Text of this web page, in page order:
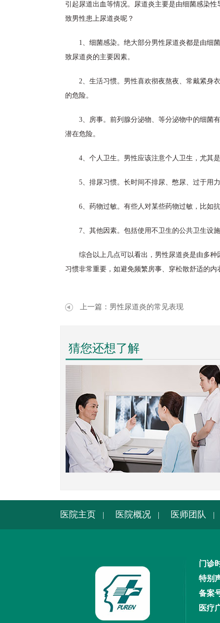
引起尿道出血等情况。尿道炎主要是由细菌感染
致男性患上尿道炎呢？
1、细菌感染。绝大部分男性尿道炎都是由细
致尿道炎的主要因素。
2、生活习惯。男性喜欢彻夜熬夜、常戴紧身
的危险。
3、房事。前列腺分泌物、等分泌物中的细菌
潜在危险。
4、个人卫生。男性应该注意个人卫生，尤其
5、排尿习惯。长时间不排尿、憋尿、过于用
6、药物过敏。有些人对某些药物过敏，比如
7、其他因素。包括使用不卫生的公共卫生设
综合以上几点可以看出，男性尿道炎是由多
习惯非常重要，如避免频繁房事、穿松散舒适的内
上一篇： 男性尿道炎的常见表现
猜您还想了解
医院主页 | 医院概况 | 医师团队 |
门诊
特别
备案
医疗